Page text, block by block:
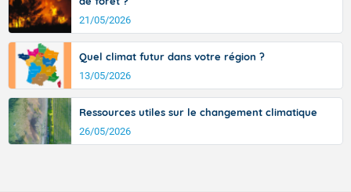
21/05/2026
Quel climat futur dans votre région ?
13/05/2026
Ressources utiles sur le changement climatique
26/05/2026